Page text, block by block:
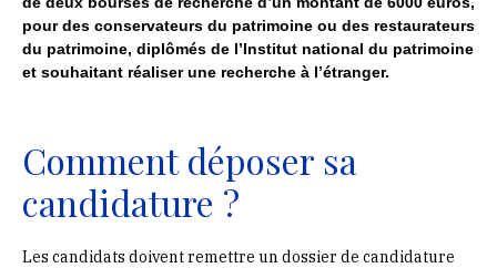
pour des conservateurs du patrimoine ou des restaurateurs
du patrimoine, diplômés de l’Institut national du patrimoine
et souhaitant réaliser une recherche à l’étranger.
Comment déposer sa
candidature ?
Les candidats doivent remettre un dossier de candidature